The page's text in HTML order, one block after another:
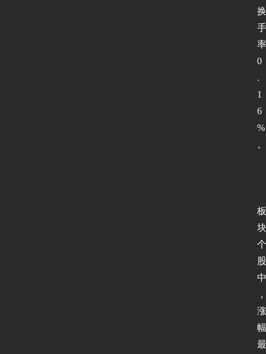
换
手
率
0
.
1
6
%
。
板
块
个
股
中
，
涨
幅
最